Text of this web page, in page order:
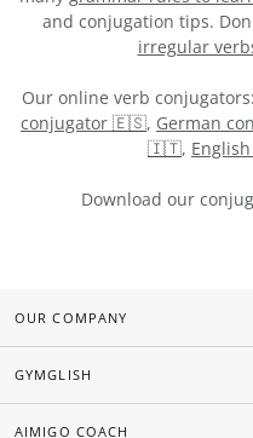
and conjugation tips.
irregular
Our online verb conjugators:
conjugator 🇪🇸, German
🇮🇹,
Download our
OUR COMPANY
GYMGLISH
AIMIGO COACH